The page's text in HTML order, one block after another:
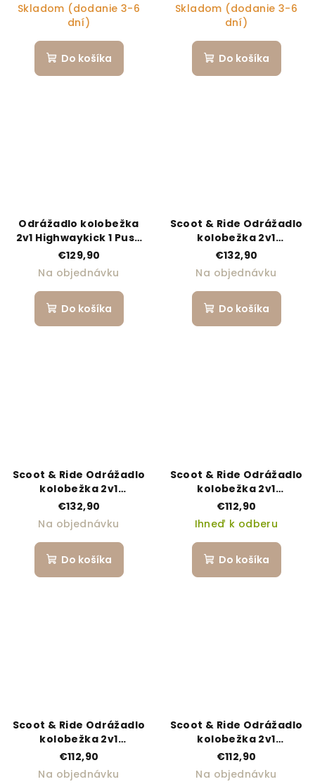
Skladom (dodanie 3-6
dní)
Do košíka
Skladom (dodanie 3-6
dní)
Do košíka
Odrážadlo kolobežka
2v1 Highwaykick 1 Push
and Go steel
€129,90
Na objednávku
Do košíka
Scoot & Ride Odrážadlo
kolobežka 2v1
Highwaykick 1 Push and
Go ash
€132,90
Na objednávku
Do košíka
Scoot & Ride Odrážadlo
kolobežka 2v1
Highwaykick 1 Push and
Go wildberry
€132,90
Na objednávku
Do košíka
Scoot & Ride Odrážadlo
kolobežka 2v1
Highwaykick 1 olive
€112,90
Ihneď k odberu
Do košíka
Scoot & Ride Odrážadlo
kolobežka 2v1
Highwaykick 1 ash
€112,90
Na objednávku
Scoot & Ride Odrážadlo
kolobežka 2v1
Highwaykick 1 forest
€112,90
Na objednávku